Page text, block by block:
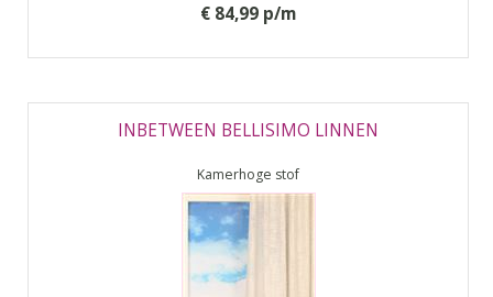
€ 84,99 p/m
INBETWEEN BELLISIMO LINNEN
Kamerhoge stof